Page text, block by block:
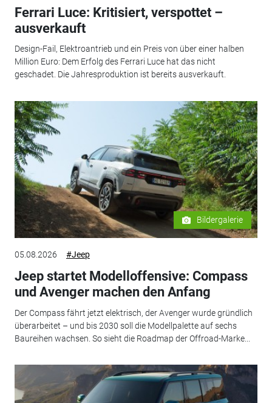
Ferrari Luce: Kritisiert, verspottet –
ausverkauft
Design-Fail, Elektroantrieb und ein Preis von über einer halben
Million Euro: Dem Erfolg des Ferrari Luce hat das nicht
geschadet. Die Jahresproduktion ist bereits ausverkauft.
Bildergalerie
05.08.2026 #Jeep
Jeep startet Modelloffensive: Compass
und Avenger machen den Anfang
Der Compass fährt jetzt elektrisch, der Avenger wurde gründlich
überarbeitet – und bis 2030 soll die Modellpalette auf sechs
Baureihen wachsen. So sieht die Roadmap der Offroad-Marke...